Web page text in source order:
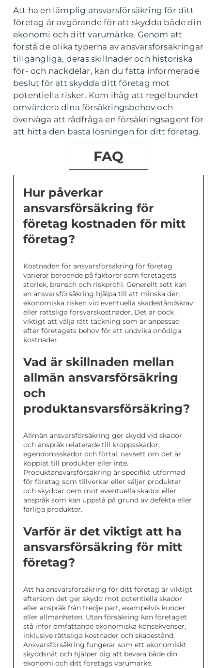
Att ha en lämplig ansvarsförsäkring för ditt
företag är avgörande för att skydda både din
ekonomi och ditt varumärke. Genom att
förstå de olika typerna av ansvarsförsäkringar
tillgängliga, deras skillnader och historiska
för- och nackdelar, kan du fatta informerade
beslut för att skydda ditt företag mot
potentiella risker. Kom ihåg att regelbundet
omvärdera dina försäkringsbehov och
överväga att rådfråga en försäkringsagent för
att hitta den bästa lösningen för ditt företag.
FAQ
Hur påverkar
ansvarsförsäkring för
företag kostnaden för mitt
företag?
Kostnaden för ansvarsförsäkring för företag
varierar beroende på faktorer som företagets
storlek, bransch och riskprofil. Generellt sett kan
en ansvarsförsäkring hjälpa till att minska den
ekonomiska risken vid eventuella skadeståndskrav
eller rättsliga försvarskostnader. Det är dock
viktigt att välja rätt täckning som är anpassad
efter företagets behov för att undvika onödiga
kostnader.
Vad är skillnaden mellan
allmän ansvarsförsäkring
och
produktansvarsförsäkring?
Allmän ansvarsförsäkring ger skydd vid skador
och anspråk relaterade till kroppsskador,
egendomsskador och förtal, oavsett om det är
kopplat till produkter eller inte.
Produktansvarsförsäkring är specifikt utformad
för företag som tillverkar eller säljer produkter
och skyddar dem mot eventuella skador eller
anspråk som kan uppstå på grund av defekta eller
farliga produkter.
Varför är det viktigt att ha
ansvarsförsäkring för mitt
företag?
Att ha ansvarsförsäkring för ditt företag är viktigt
eftersom det ger skydd mot potentiella skador
eller anspråk från tredje part, exempelvis kunder
eller allmänheten. Utan försäkring kan företaget
stå inför omfattande ekonomiska konsekvenser,
inklusive rättsliga kostnader och skadestånd.
Ansvarsförsäkring fungerar som ett ekonomiskt
skyddsnät och hjälper dig att bevara både din
ekonomi och ditt företags varumärke.